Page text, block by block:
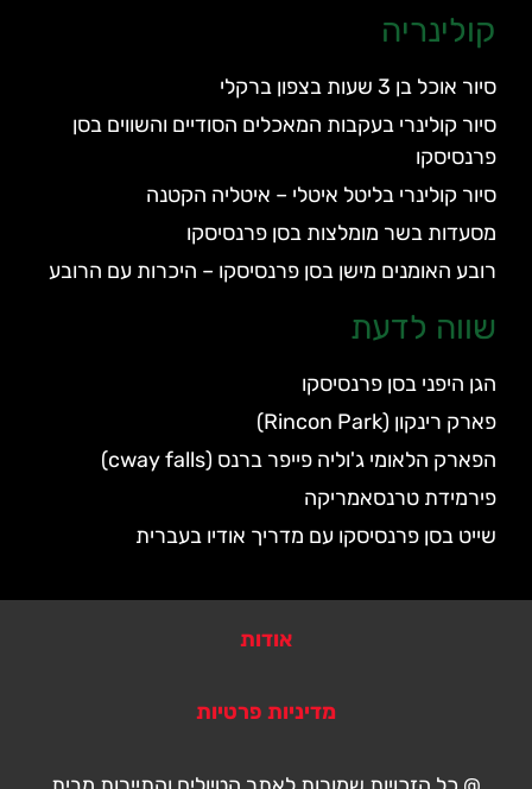
קולינריה
סיור אוכל בן 3 שעות בצפון ברקלי
סיור קולינרי בעקבות המאכלים הסודיים והשווים בסן
פרנסיסקו
סיור קולינרי בליטל איטלי – איטליה הקטנה
מסעדות בשר מומלצות בסן פרנסיסקו
רובע האומנים מישן בסן פרנסיסקו – היכרות עם הרובע
שווה לדעת
הגן היפני בסן פרנסיסקו
פארק רינקון (Rincon Park)
הפארק הלאומי ג'וליה פייפר ברנס (cway falls)
פירמידת טרנסאמריקה
שייט בסן פרנסיסקו עם מדריך אודיו בעברית
אודות
מדיניות פרטיות